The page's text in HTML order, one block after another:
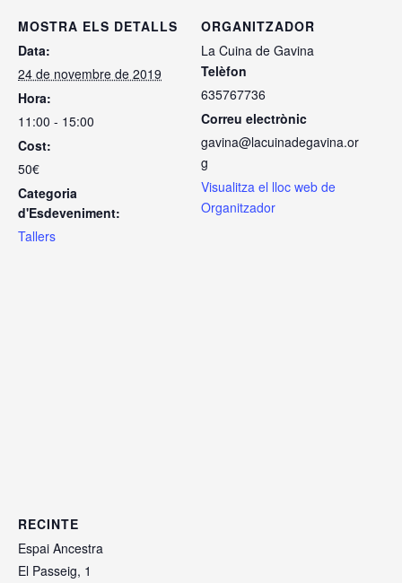
MOSTRA ELS DETALLS
Data:
24 de novembre de 2019
Hora:
11:00 - 15:00
Cost:
50€
Categoria
d'Esdeveniment:
Tallers
ORGANITZADOR
La Cuina de Gavina
Telèfon
635767736
Correu electrònic
gavina@lacuinadegavina.or
g
Visualitza el lloc web de
Organitzador
RECINTE
Espai Ancestra
El Passeig, 1